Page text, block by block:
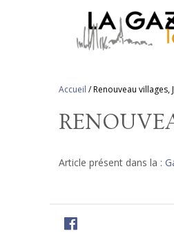
Accueil /Renouveau villages,
Article présent dans la :